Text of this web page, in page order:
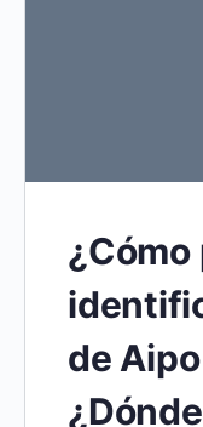
¿Cómo
de